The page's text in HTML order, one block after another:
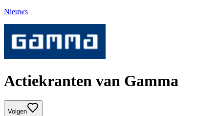
Nieuws
Actiekranten van Gamma
Volgen